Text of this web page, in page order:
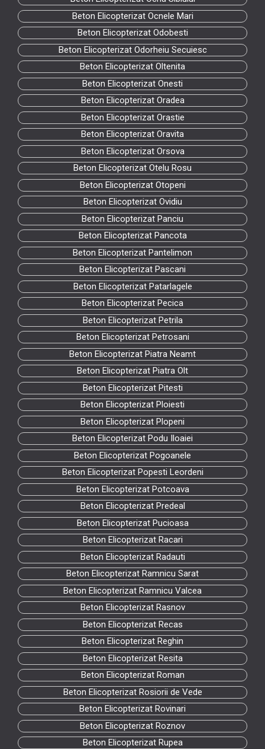
Beton Elicopterizat Ocnele Mari
Beton Elicopterizat Odobesti
Beton Elicopterizat Odorheiu Secuiesc
Beton Elicopterizat Oltenita
Beton Elicopterizat Onesti
Beton Elicopterizat Oradea
Beton Elicopterizat Orastie
Beton Elicopterizat Oravita
Beton Elicopterizat Orsova
Beton Elicopterizat Otelu Rosu
Beton Elicopterizat Otopeni
Beton Elicopterizat Ovidiu
Beton Elicopterizat Panciu
Beton Elicopterizat Pancota
Beton Elicopterizat Pantelimon
Beton Elicopterizat Pascani
Beton Elicopterizat Patarlagele
Beton Elicopterizat Pecica
Beton Elicopterizat Petrila
Beton Elicopterizat Petrosani
Beton Elicopterizat Piatra Neamt
Beton Elicopterizat Piatra Olt
Beton Elicopterizat Pitesti
Beton Elicopterizat Ploiesti
Beton Elicopterizat Plopeni
Beton Elicopterizat Podu Iloaiei
Beton Elicopterizat Pogoanele
Beton Elicopterizat Popesti Leordeni
Beton Elicopterizat Potcoava
Beton Elicopterizat Predeal
Beton Elicopterizat Pucioasa
Beton Elicopterizat Racari
Beton Elicopterizat Radauti
Beton Elicopterizat Ramnicu Sarat
Beton Elicopterizat Ramnicu Valcea
Beton Elicopterizat Rasnov
Beton Elicopterizat Recas
Beton Elicopterizat Reghin
Beton Elicopterizat Resita
Beton Elicopterizat Roman
Beton Elicopterizat Rosiorii de Vede
Beton Elicopterizat Rovinari
Beton Elicopterizat Roznov
Beton Elicopterizat Rupea